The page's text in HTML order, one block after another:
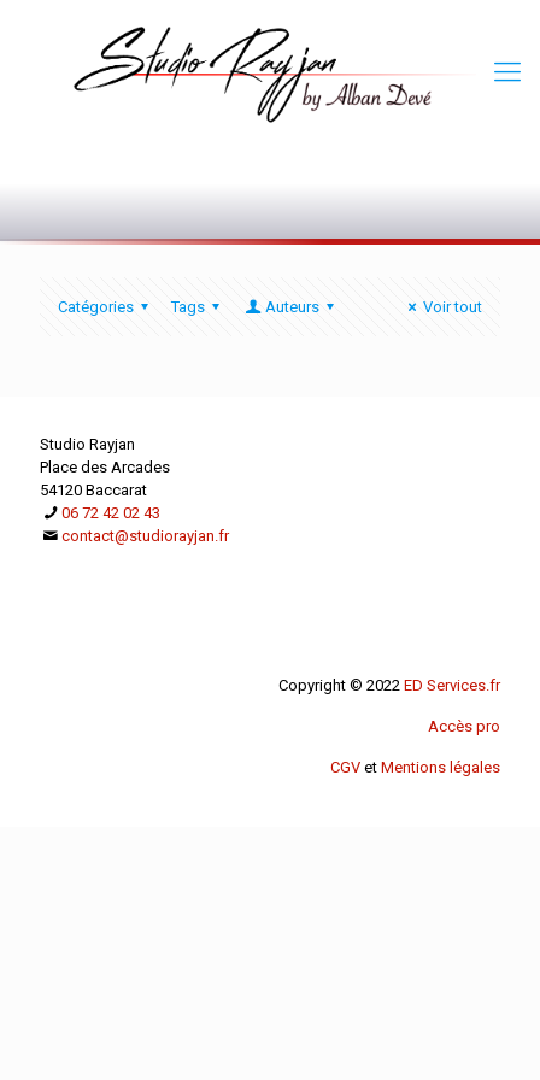
Catégories Tags Auteurs Voir tout
Studio Rayjan
Place des Arcades
54120 Baccarat
06 72 42 02 43
contact@studiorayjan.fr
Copyright © 2022 ED Services.fr
Accès pro
CGV et Mentions légales